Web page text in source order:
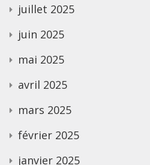
juillet 2025
juin 2025
mai 2025
avril 2025
mars 2025
février 2025
janvier 2025